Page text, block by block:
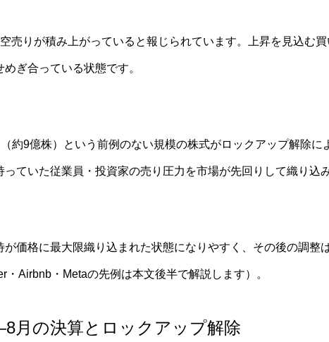
売りが積み上がっていると報じられています。上昇を見込む
ぎ合っている状態です。
約9億株）という前例のない規模の株式がロックアップ解除に
ていた従業員・投資家の売り圧力を市場が先回りして織り込
が価格に最大限織り込まれた状態になりやすく、その後の調整
Airbnb・Metaの先例は本文後半で解説します）。
月の決算とロックアップ解除